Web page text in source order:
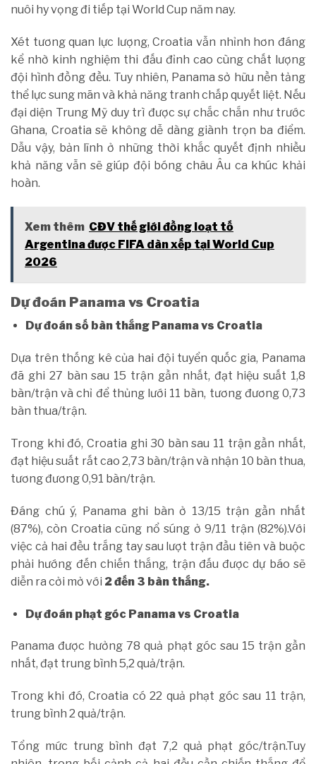
nuôi hy vọng đi tiếp tại World Cup năm nay.
Xét tương quan lực lượng, Croatia vẫn nhỉnh hơn đáng
kể nhờ kinh nghiệm thi đấu đỉnh cao cùng chất lượng
đội hình đồng đều. Tuy nhiên, Panama sở hữu nền tảng
thể lực sung mãn và khả năng tranh chấp quyết liệt. Nếu
đại diện Trung Mỹ duy trì được sự chắc chắn như trước
Ghana, Croatia sẽ không dễ dàng giành trọn ba điểm.
Dẫu vậy, bản lĩnh ở những thời khắc quyết định nhiều
khả năng vẫn sẽ giúp đội bóng châu Âu ca khúc khải
hoàn.
Xem thêm CĐV thế giới đồng loạt tố
Argentina được FIFA dàn xếp tại World Cup
2026
Dự đoán Panama vs Croatia
Dự đoán số bàn thắng Panama vs Croatia
Dựa trên thống kê của hai đội tuyển quốc gia, Panama
đã ghi 27 bàn sau 15 trận gần nhất, đạt hiệu suất 1,8
bàn/trận và chỉ để thủng lưới 11 bàn, tương đương 0,73
bàn thua/trận.
Trong khi đó, Croatia ghi 30 bàn sau 11 trận gần nhất,
đạt hiệu suất rất cao 2,73 bàn/trận và nhận 10 bàn thua,
tương đương 0,91 bàn/trận.
Đáng chú ý, Panama ghi bàn ở 13/15 trận gần nhất
(87%), còn Croatia cũng nổ súng ở 9/11 trận (82%).Với
việc cả hai đều trắng tay sau lượt trận đầu tiên và buộc
phải hướng đến chiến thắng, trận đấu được dự báo sẽ
diễn ra cởi mở với 2 đến 3 bàn thắng.
Dự đoán phạt góc Panama vs Croatia
Panama được hưởng 78 quả phạt góc sau 15 trận gần
nhất, đạt trung bình 5,2 quả/trận.
Trong khi đó, Croatia có 22 quả phạt góc sau 11 trận,
trung bình 2 quả/trận.
Tổng mức trung bình đạt 7,2 quả phạt góc/trận.Tuy